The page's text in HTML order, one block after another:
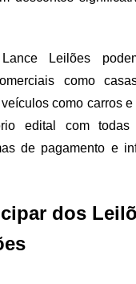
Leilões
como
como carros
edital com
de pagamento e
dos